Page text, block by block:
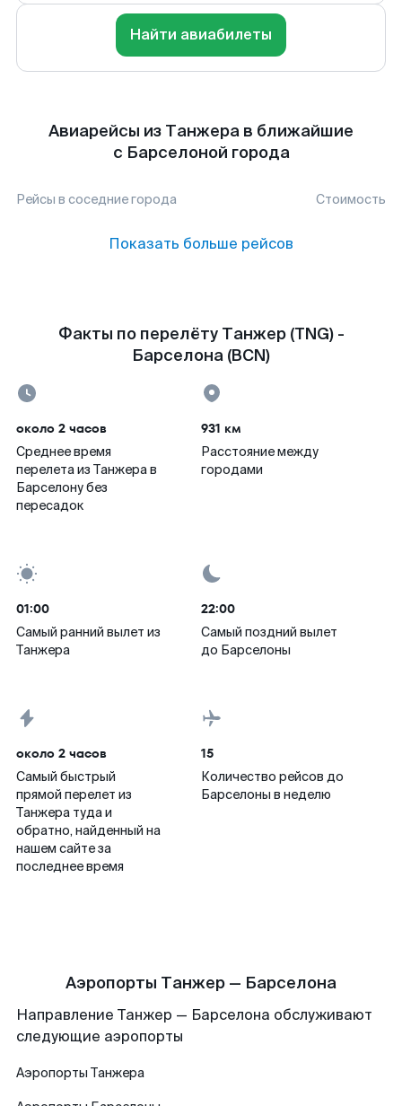
Найти авиабилеты
Авиарейсы из Танжера в ближайшие
с Барселоной города
Рейсы в соседние города Стоимость
Показать больше рейсов
Факты по перелёту Танжер (TNG) -
Барселона (BCN)
около 2 часов
Среднее время
перелета из Танжера в
Барселону без
пересадок
931 км
Расстояние между
городами
01:00
Самый ранний вылет из
Танжера
22:00
Самый поздний вылет
до Барселоны
около 2 часов
Самый быстрый
прямой перелет из
Танжера туда и
обратно, найденный на
нашем сайте за
последнее время
15
Количество рейсов до
Барселоны в неделю
Аэропорты Танжер — Барселона
Направление Танжер — Барселона обслуживают
следующие аэропорты
Аэропорты Танжера